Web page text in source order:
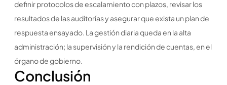
definir protocolos de escalamiento con plazos, revisar los
resultados de las auditorías y asegurar que exista un plan de
respuesta ensayado. La gestión diaria queda en la alta
administración; la supervisión y la rendición de cuentas, en el
órgano de gobierno.
Conclusión